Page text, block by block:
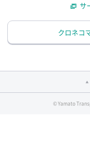
サ
クロネコ
© Yamato